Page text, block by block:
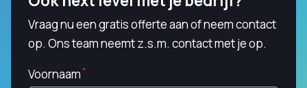
Vraag nu een gratis offerte aan of neem contact
op. Ons team neemt z.s.m. contact met je op.
Voornaam